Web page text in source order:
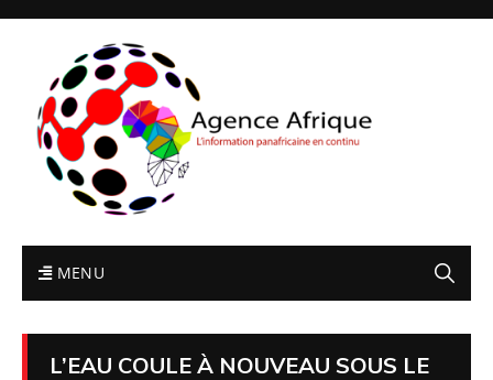
MENU
L’EAU COULE À NOUVEAU SOUS LE